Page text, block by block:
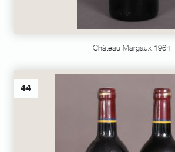
Château Margaux 1964
44